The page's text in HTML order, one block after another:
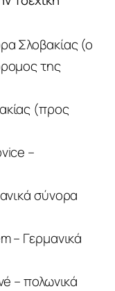
Σλοβακίας (ο
της
(προς
–
σύνορα
– Γερμανικά
– πολωνικά